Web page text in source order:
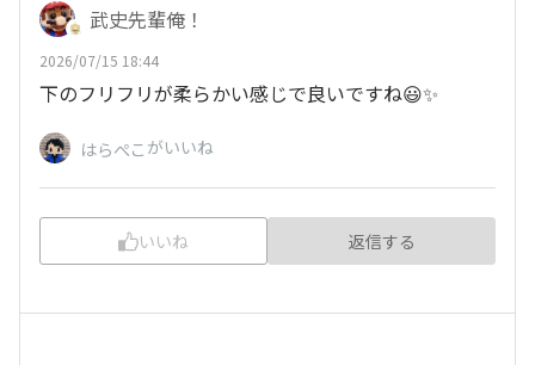
武史先輩俺！
2026/07/15 18:44
下のフリフリが柔らかい感じで良いですね😃✨
はらぺこ がいいね
いいね 返信する